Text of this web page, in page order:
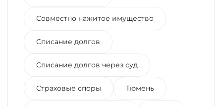
Совместно нажитое имущество
Списание долгов
Списание долгов через суд
Страховые споры Тюмень